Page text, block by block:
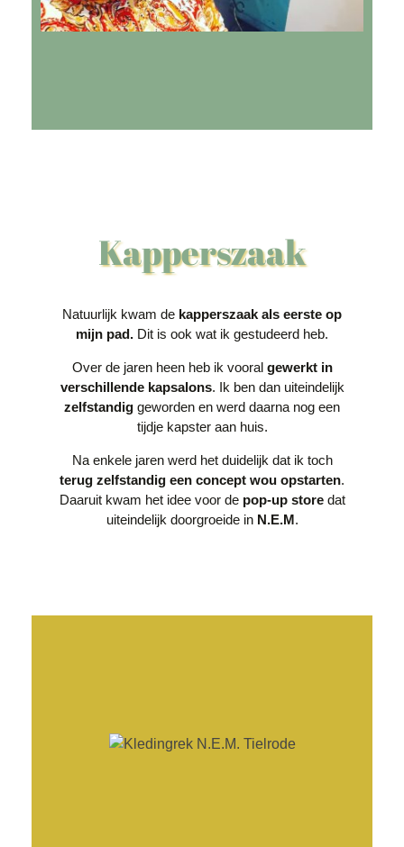
Kapperszaak
Natuurlijk kwam de kapperszaak als eerste op
mijn pad. Dit is ook wat ik gestudeerd heb.
Over de jaren heen heb ik vooral gewerkt in
verschillende kapsalons. Ik ben dan uiteindelijk
zelfstandig geworden en werd daarna nog een
tijdje kapster aan huis.
Na enkele jaren werd het duidelijk dat ik toch
terug zelfstandig een concept wou opstarten.
Daaruit kwam het idee voor de pop-up storedat
uiteindelijk doorgroeide in N.E.M.